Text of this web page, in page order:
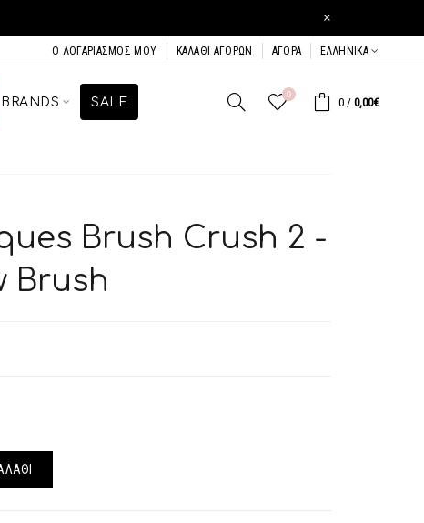
×
Ο ΛΟΓΑΡΙΑΣΜΌΣ ΜΟΥ ΚΑΛΆΘΙ ΑΓΟΡΏΝ ΑΓΟΡΆ ΕΛΛΗΝΙΚΆ
BRANDS SALE
0
0 / 0,00€
Brush Crush 2 -
Brush